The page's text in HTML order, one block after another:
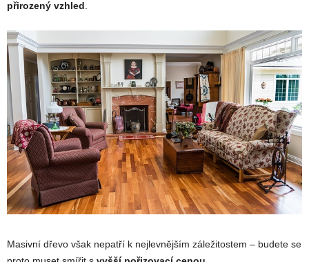
přirozený vzhled
Masivní dřevo však nepatří k nejlevnějším záležitostem – budete se